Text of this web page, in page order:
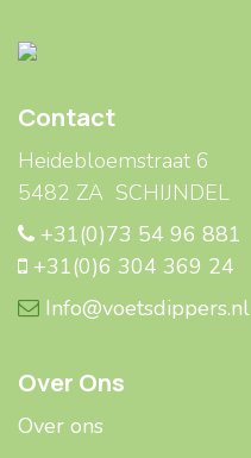
Contact
Heidebloemstraat 6
5482 ZA SCHIJNDEL
+31(0)73 54 96 881
+31(0)6 304 369 24
Info@voetsdippers.nl
Over Ons
Over ons